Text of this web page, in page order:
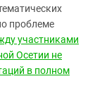
проблеме
участниками
Осетии не
в полном